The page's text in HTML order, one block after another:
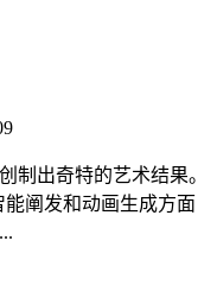
制出奇特的艺术结果。
阐发和动画生成方面